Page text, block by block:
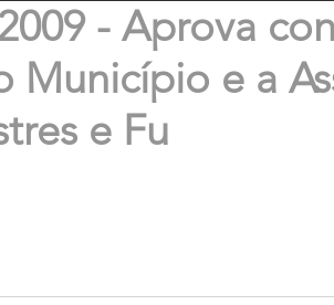
- Aprova
Município e a
e Fu